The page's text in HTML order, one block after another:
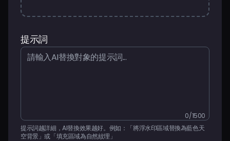
提示詞
0/1500
提示詞越詳細，AI替換效果越好。例如：「將浮水印區域替換為藍色天
空背景」或「填充區域為自然紋理」